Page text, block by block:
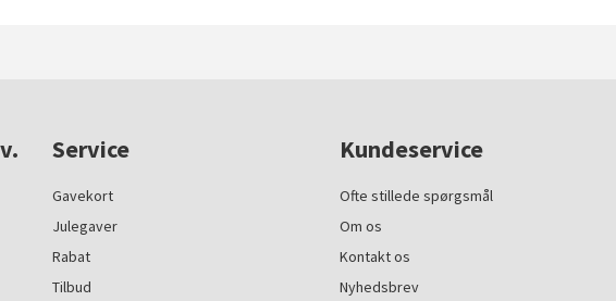
Service
Gavekort
Julegaver
Rabat
Tilbud
Kundeservice
Ofte stillede spørgsmål
Om os
Kontakt os
Nyhedsbrev